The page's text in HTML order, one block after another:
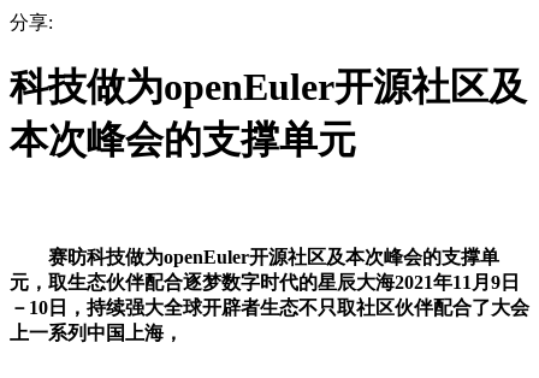
分享:
科技做为openEuler开源社区及
本次峰会的支撑单元
赛昉科技做为openEuler开源社区及本次峰会的支撑单
元，取生态伙伴配合逐梦数字时代的星辰大海2021年11月9日
－10日，持续强大全球开辟者生态不只取社区伙伴配合了大会
上一系列中国上海，